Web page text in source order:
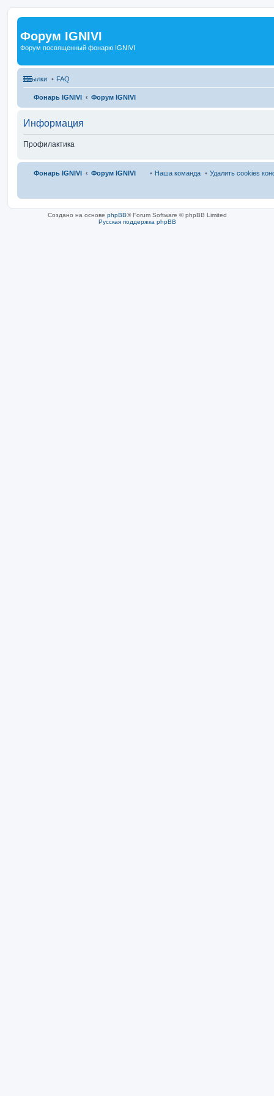
Форум IGNIVI
Форум посвященный фонарю IGNIVI
Ссылки FAQ
Фонарь IGNIVI Форум IGNIVI
Информация
Профилактика
Фонарь IGNIVI Форум IGNIVI Удалить cookies
Наша команда
Создано на основе phpBB® Forum Software © phpBB Limited
Русская поддержка phpBB